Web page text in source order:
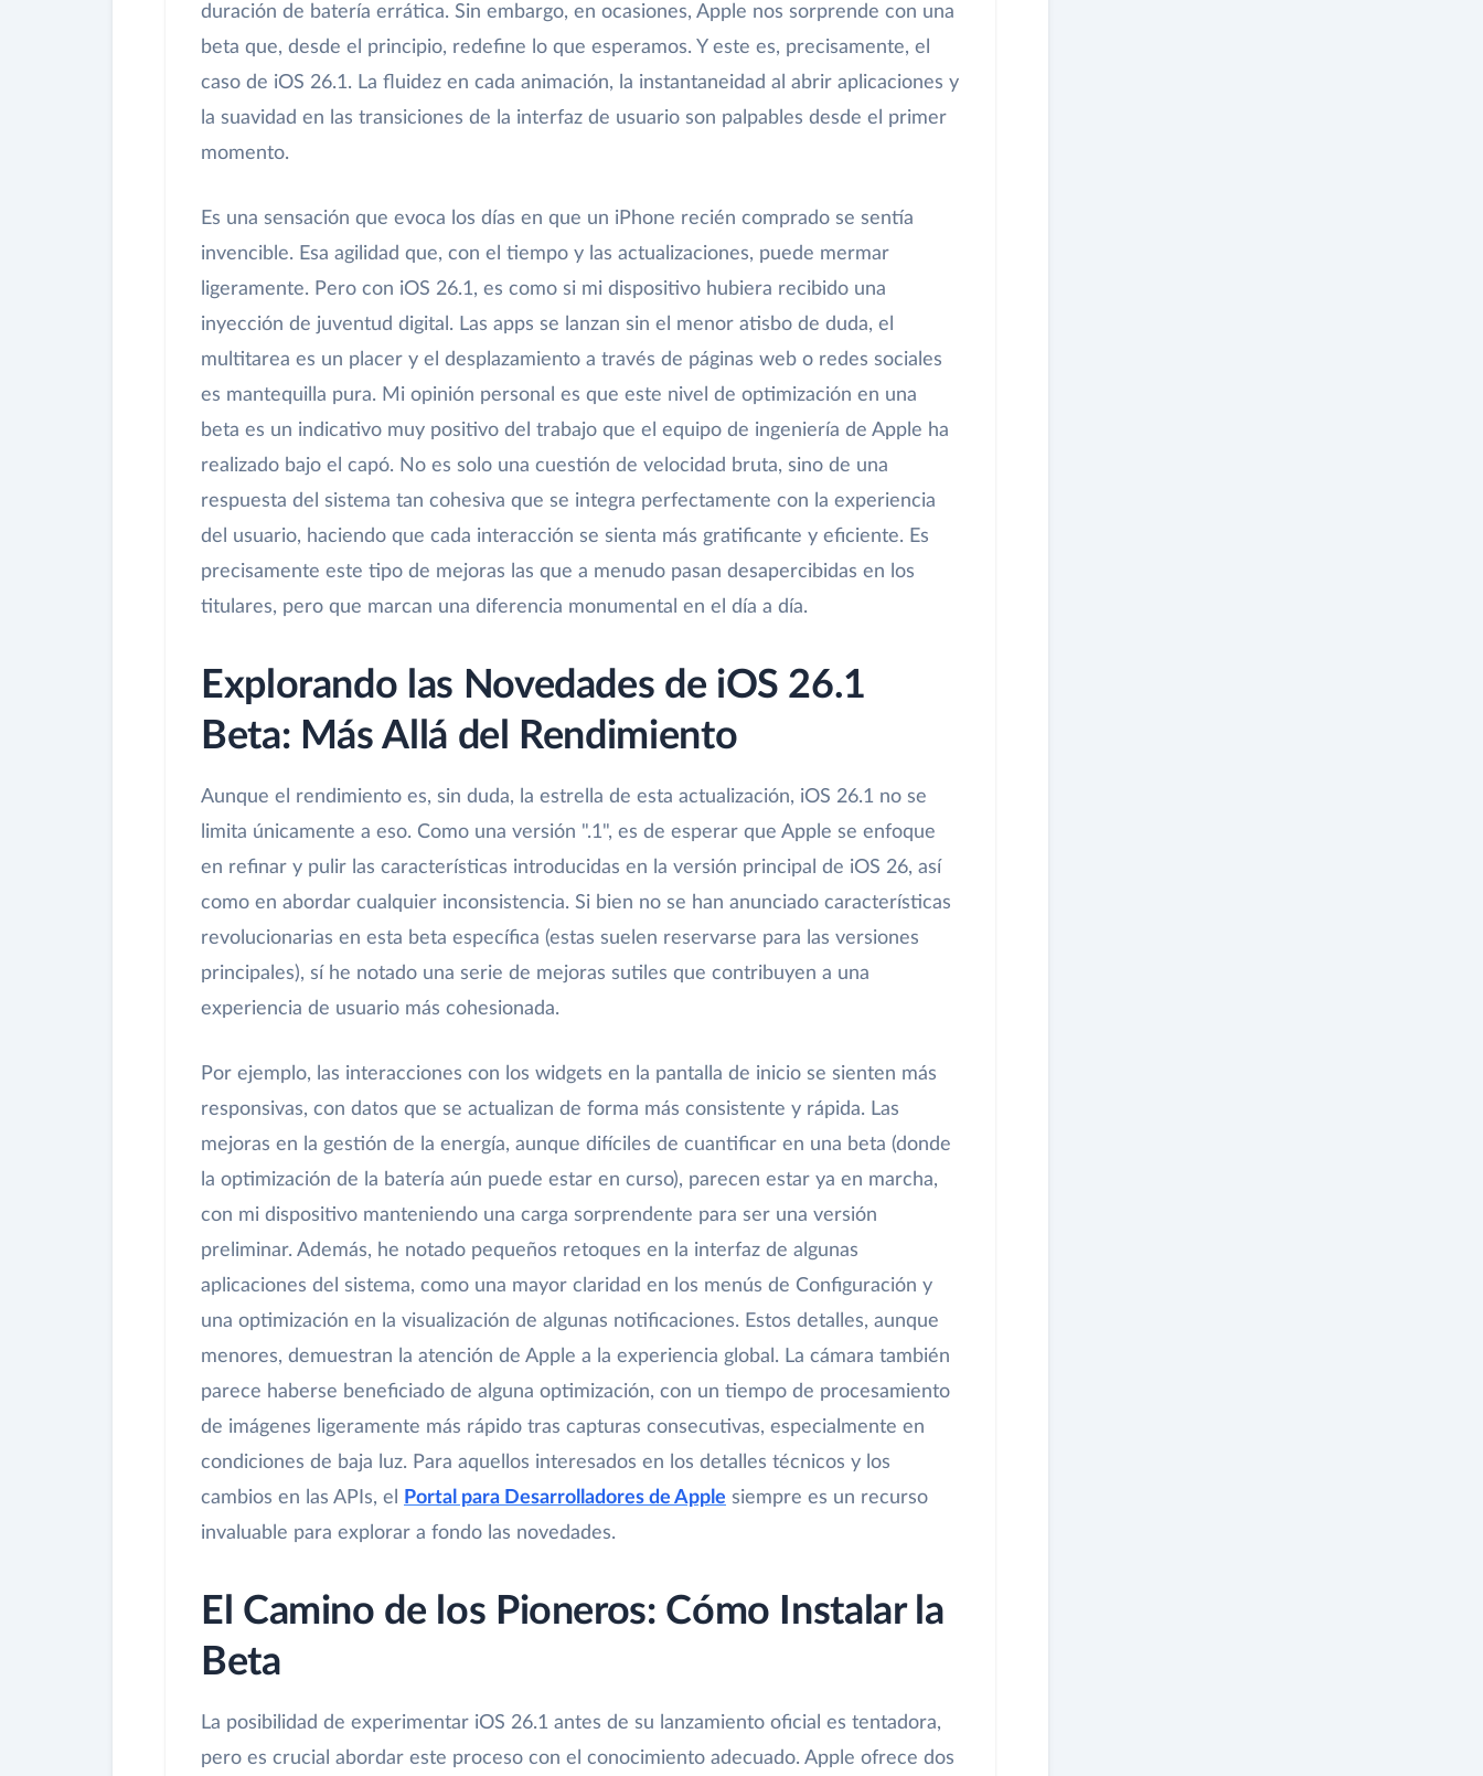
duración de batería errática. Sin embargo, en ocasiones, Apple nos sorprende con una
beta que, desde el principio, redefine lo que esperamos. Y este es, precisamente, el
caso de iOS 26.1. La fluidez en cada animación, la instantaneidad al abrir aplicaciones y
la suavidad en las transiciones de la interfaz de usuario son palpables desde el primer
momento.
Es una sensación que evoca los días en que un iPhone recién comprado se sentía
invencible. Esa agilidad que, con el tiempo y las actualizaciones, puede mermar
ligeramente. Pero con iOS 26.1, es como si mi dispositivo hubiera recibido una
inyección de juventud digital. Las apps se lanzan sin el menor atisbo de duda, el
multitarea es un placer y el desplazamiento a través de páginas web o redes sociales
es mantequilla pura. Mi opinión personal es que este nivel de optimización en una
beta es un indicativo muy positivo del trabajo que el equipo de ingeniería de Apple ha
realizado bajo el capó. No es solo una cuestión de velocidad bruta, sino de una
respuesta del sistema tan cohesiva que se integra perfectamente con la experiencia
del usuario, haciendo que cada interacción se sienta más gratificante y eficiente. Es
precisamente este tipo de mejoras las que a menudo pasan desapercibidas en los
titulares, pero que marcan una diferencia monumental en el día a día.
Explorando las Novedades de iOS 26.1
Beta: Más Allá del Rendimiento
Aunque el rendimiento es, sin duda, la estrella de esta actualización, iOS 26.1 no se
limita únicamente a eso. Como una versión ".1", es de esperar que Apple se enfoque
en refinar y pulir las características introducidas en la versión principal de iOS 26, así
como en abordar cualquier inconsistencia. Si bien no se han anunciado características
revolucionarias en esta beta específica (estas suelen reservarse para las versiones
principales), sí he notado una serie de mejoras sutiles que contribuyen a una
experiencia de usuario más cohesionada.
Por ejemplo, las interacciones con los widgets en la pantalla de inicio se sienten más
responsivas, con datos que se actualizan de forma más consistente y rápida. Las
mejoras en la gestión de la energía, aunque difíciles de cuantificar en una beta (donde
la optimización de la batería aún puede estar en curso), parecen estar ya en marcha,
con mi dispositivo manteniendo una carga sorprendente para ser una versión
preliminar. Además, he notado pequeños retoques en la interfaz de algunas
aplicaciones del sistema, como una mayor claridad en los menús de Configuración y
una optimización en la visualización de algunas notificaciones. Estos detalles, aunque
menores, demuestran la atención de Apple a la experiencia global. La cámara también
parece haberse beneficiado de alguna optimización, con un tiempo de procesamiento
de imágenes ligeramente más rápido tras capturas consecutivas, especialmente en
condiciones de baja luz. Para aquellos interesados en los detalles técnicos y los
cambios en las APIs, el
Portal para Desarrolladores de Apple siempre es un recurso
invaluable para explorar a fondo las novedades.
El Camino de los Pioneros: Cómo Instalar la
Beta
La posibilidad de experimentar iOS 26.1 antes de su lanzamiento oficial es tentadora,
pero es crucial abordar este proceso con el conocimiento adecuado. Apple ofrece dos